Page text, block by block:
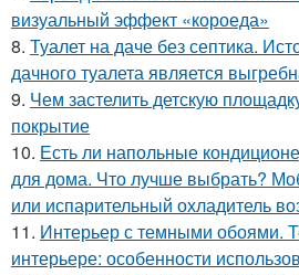
визуальный эффект «короеда»
8. Туалет на даче без септика.
дачного туалета является
9. Чем застелить детскую
покрытие
10. Есть ли напольные
для дома. Что лучше выбрать?
или испарительный охладитель
11. Интерьер с темными обоями.
интерьере: особенности